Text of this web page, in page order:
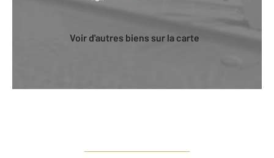
Voir d'autres biens sur la carte